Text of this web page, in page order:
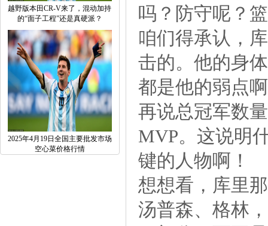
越野版本田CR-V来了，混动加持
的“面子工程”还是真硬派？
2025年4月19日全国主要批发市场
空心菜价格行情
吗？防守呢？
咱们得承认，
击的。他的身
都是他的弱点
再说总冠军数
MVP。这说明
键的人物啊！
想想看，库里
汤普森、格林